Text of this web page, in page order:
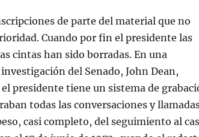
de parte del material que no
Cuando por fin el presidente las
cintas han sido borradas. En una
del Senado, John Dean,
presidente tiene un sistema de
todas las conversaciones y
casi completo, del seguimiento al